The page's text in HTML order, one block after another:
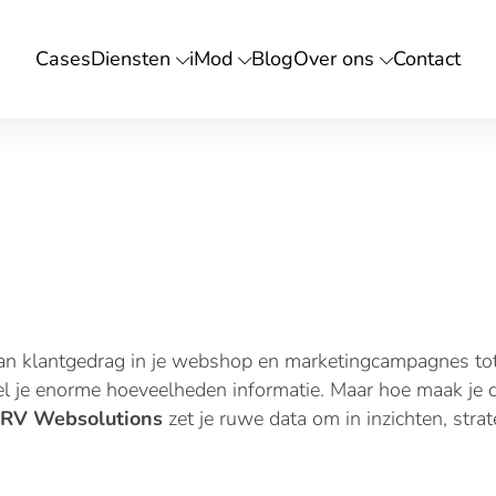
CasesDiensten
Domeinnamen
SSL certifcaat
iMod BlogOver ons Contact
klantgedrag in je webshop en marketingcampagnes
je enorme hoeveelheden informatie. Maar hoe maak je
Websolutions zet je ruwe data om in inzichten,